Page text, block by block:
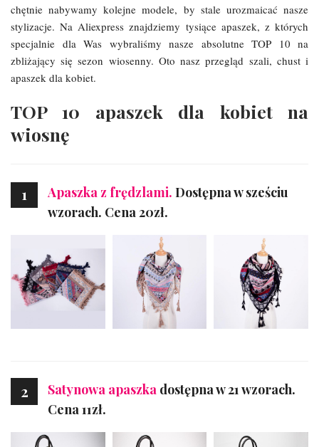
chętnie nabywamy kolejne modele, by stale urozmaicać nasze
stylizacje. Na Aliexpress znajdziemy tysiące apaszek, z których
specjalnie dla Was wybraliśmy nasze absolutne TOP 10 na
zbliżający się sezon wiosenny. Oto nasz przegląd szali, chust i
apaszek dla kobiet.
TOP 10 apaszek dla kobiet na
wiosnę
1 Apaszka z frędzlami. Dostępna w sześciu
wzorach. Cena 20zł.
2 Satynowa apaszka dostępna w 21 wzorach.
Cena 11zł.